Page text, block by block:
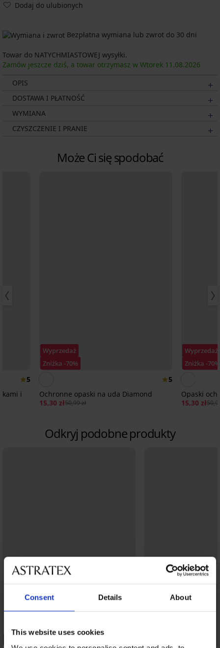
Consent Details About
This website uses cookies
Dodaj do ulubionych
Bezpłatna wymiana lub zwrot do 30 dni
Towar do NATYCHMIASTOWEJ wysyłki.
Zamów jeszcze dziś, a towar otrzymasz w Wtorek 11.08.2026
OPIS
DOSTAWA I PŁATNOŚĆ
WYMIANA
CZYSZCZENIE I PRANIE
Może Ci się spodobać
5
i
Wyprzedaż
Zniżka -70%
5
Ochronne opaski na uda Diamond
15,30 zł50,99 zł
Wyprzedaż
Zniżka -70%
Opaski
15,30 zł
Odkryj podobne produkty